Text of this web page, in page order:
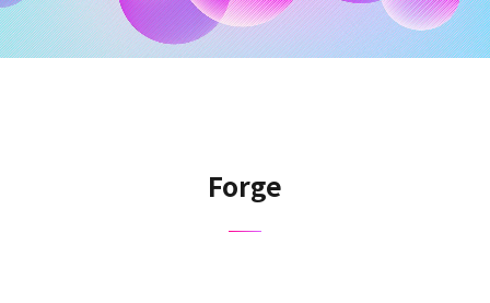
Forge